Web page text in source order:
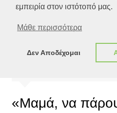
εμπειρία στον ιστότοπό μας.
Μάθε περισσότερα
Δεν Αποδέχομαι
Special Features
«Mαμά, να